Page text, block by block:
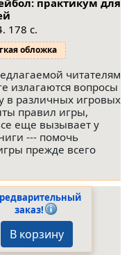
практикум для
178 с.
обложка
читателям
излагаются вопросы
в различных игровых
правил игры,
еще вызывает у
--- помочь
прежде всего
заказ!
В корзину